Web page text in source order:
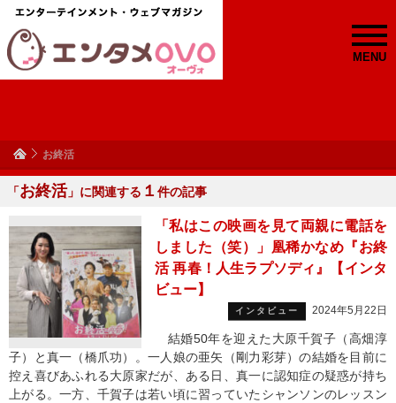
MENU
お終活
「お終活」に関連する １ 件の記事
「私はこの映画を見て両親に電話を
しました（笑）」凰稀かなめ『お終
活 再春！人生ラプソディ』【インタ
ビュー】
インタビュー 2024年5月22日
結婚50年を迎えた大原千賀子（高畑淳
子）と真一（橋爪功）。一人娘の亜矢（剛力彩芽）の結婚を目前に
控え喜びあふれる大原家だが、ある日、真一に認知症の疑惑が持ち
上がる。一方、千賀子は若い頃に習っていたシャンソンのレッスン